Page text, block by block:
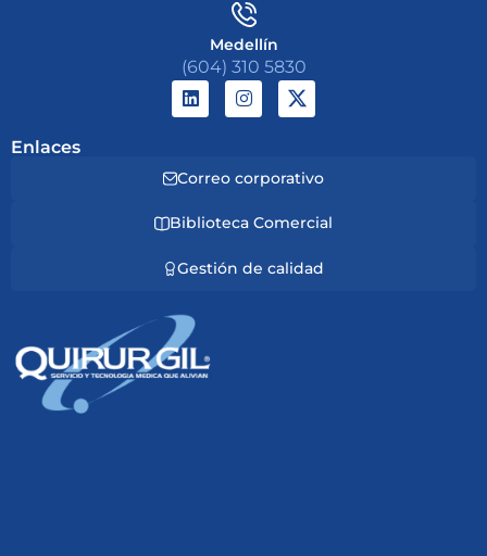
Medellín
(604) 310 5830
Enlaces
Correo corporativo
Biblioteca Comercial
Gestión de calidad